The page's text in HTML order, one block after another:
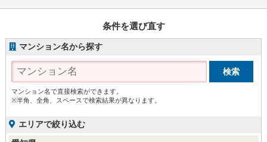
条件を選び直す
マンション名から探す
マンション名で直接検索ができます。
※半角、全角、スペースで検索結果が異なります。
エリアで絞り込む